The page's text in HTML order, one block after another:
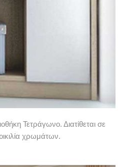
Τετράγωνο. Διατίθεται σε
χρωμάτων.